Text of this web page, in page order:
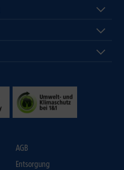
AGB
Entsorgung